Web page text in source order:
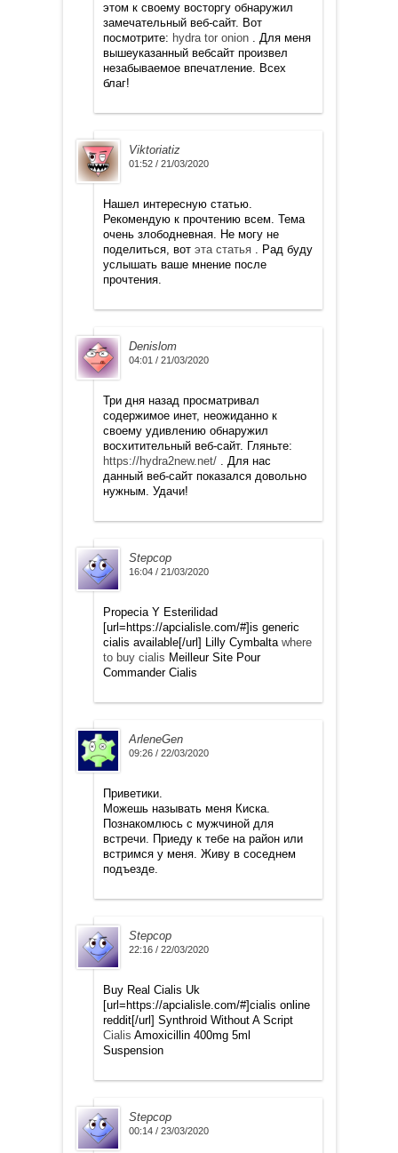
этом к своему восторгу обнаружил
замечательный веб-сайт. Вот
посмотрите: hydra tor onion. Для меня
вышеуказанный вебсайт произвел
незабываемое впечатление. Всех
благ!
Viktoriatiz
01:52 / 21/03/2020
Нашел интересную статью.
Рекомендую к прочтению всем. Тема
очень злободневная. Не могу не
поделиться, вот эта статья. Рад буду
услышать ваше мнение после
прочтения.
Denislom
04:01 / 21/03/2020
Три дня назад просматривал
содержимое инет, неожиданно к
своему удивлению обнаружил
восхитительный веб-сайт. Гляньте:
https://hydra2new.net/. Для нас
данный веб-сайт показался довольно
нужным. Удачи!
Stepcop
16:04 / 21/03/2020
Propecia Y Esterilidad
[url=https://apcialisle.com/#]is generic
cialis available[/url] Lilly Cymbalta where
to buy cialis Meilleur Site Pour
Commander Cialis
ArleneGen
09:26 / 22/03/2020
Приветики.
Можешь называть меня Киска.
Познакомлюсь с мужчиной для
встречи. Приеду к тебе на район или
встримся у меня. Живу в соседнем
подъезде.
Stepcop
22:16 / 22/03/2020
Buy Real Cialis Uk
[url=https://apcialisle.com/#]cialis online
reddit[/url] Synthroid Without A Script
Cialis Amoxicillin 400mg 5ml
Suspension
Stepcop
00:14 / 23/03/2020